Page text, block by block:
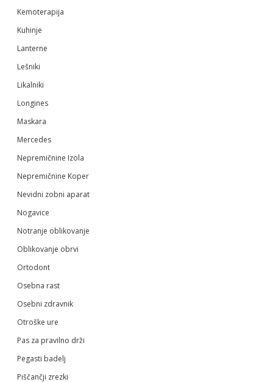
Kemoterapija
Kuhinje
Lanterne
Lešniki
Likalniki
Longines
Maskara
Mercedes
Nepremičnine Izola
Nepremičnine Koper
Nevidni zobni aparat
Nogavice
Notranje oblikovanje
Oblikovanje obrvi
Ortodont
Osebna rast
Osebni zdravnik
Otroške ure
Pas za pravilno drži
Pegasti badelj
Piščančji zrezki